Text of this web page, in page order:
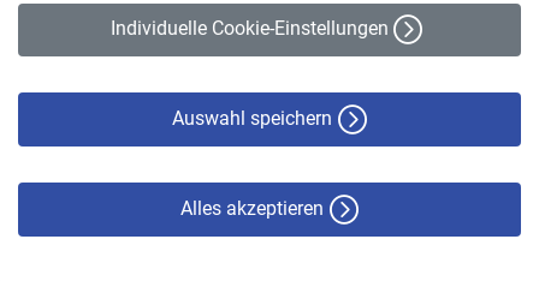
Individuelle Cookie-Einstellungen
Auswahl speichern
Alles akzeptieren
Erklärung zur Barrierefreiheit
© VBL 2026